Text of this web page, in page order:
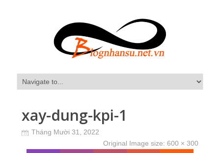
xay-dung-kpi-1
Tháng Mười 31, 2022
Original Image size: 600 × 300